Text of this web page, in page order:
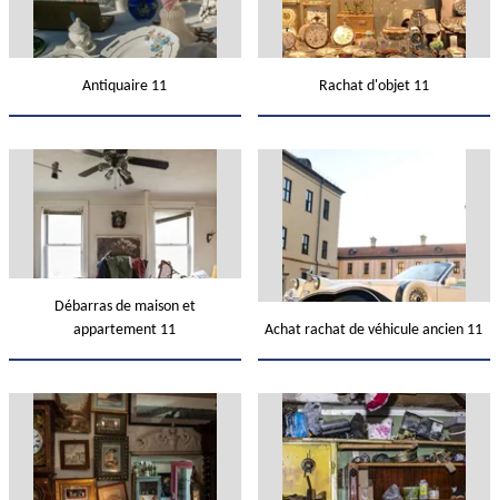
Antiquaire 11 Rachat d'objet 11
Débarras de maison et
appartement 11
Achat rachat de véhicule ancien 11